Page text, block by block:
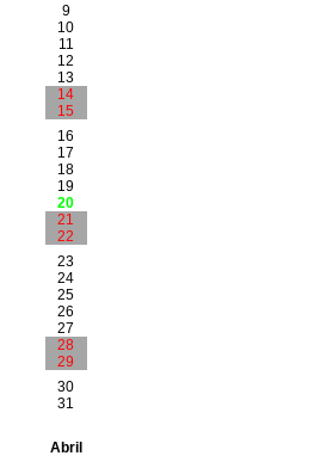
9
10
11
12
13
14
15
16
17
18
19
20
21
22
23
24
25
26
27
28
29
30
31
Abril